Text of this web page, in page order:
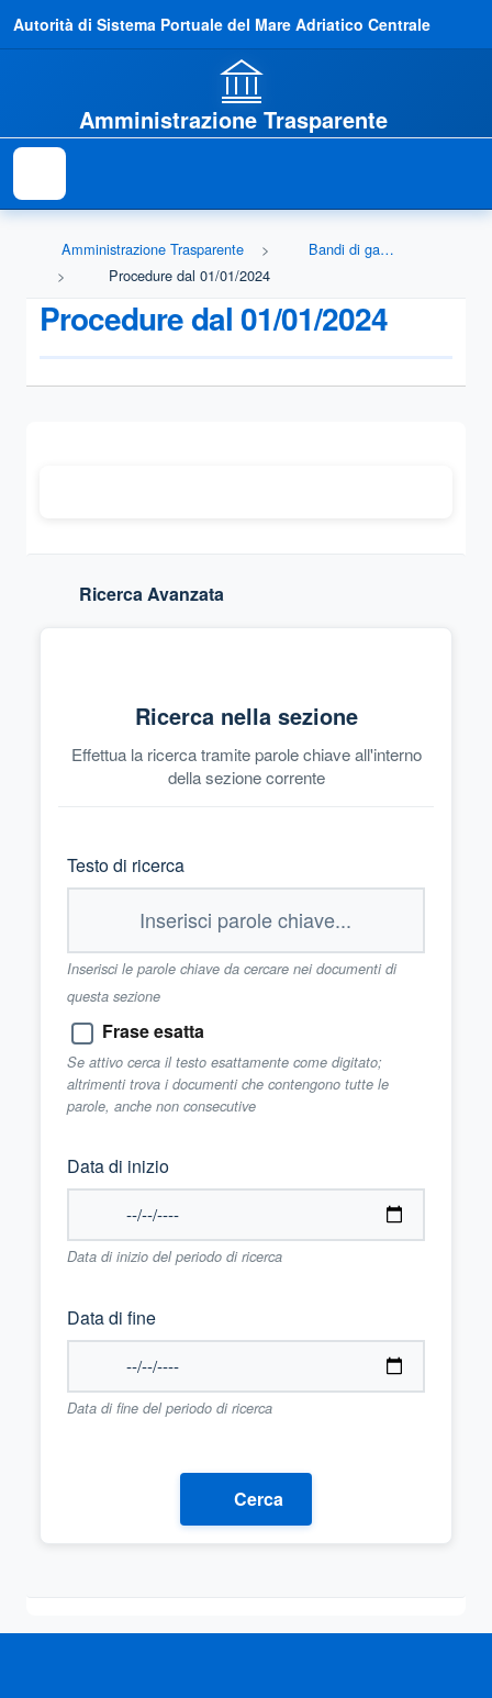
Autorità di Sistema Portuale del Mare Adriatico Centrale
Amministrazione Trasparente
Amministrazione Trasparente
Bandi di gara e contratti
Procedure dal 01/01/2024
Procedure dal 01/01/2024
Ricerca Avanzata
Ricerca nella sezione
Effettua la ricerca tramite parole chiave all'interno
della sezione corrente
Testo di ricerca
Inserisci le parole chiave da cercare nei documenti di
questa sezione
Frase esatta
Se attivo cerca il testo esattamente come digitato;
altrimenti trova i documenti che contengono tutte le
parole, anche non consecutive
Data di inizio
Data di inizio del periodo di ricerca
Data di fine
Data di fine del periodo di ricerca
Cerca